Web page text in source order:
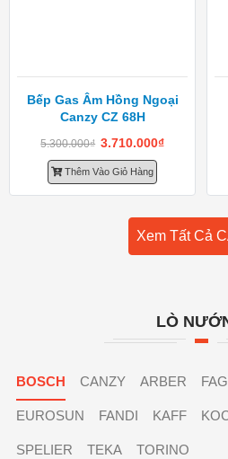
Bếp Gas Âm Hồng Ngoại
Canzy CZ 68H
5.300.000₫ 3.710.000₫
Thêm Vào Giỏ Hàng
Xem Tất Cả
LÒ
BOSCH CANZY ARBER
EUROSUN FANDI KAFF
SPELIER TEKA TORINO